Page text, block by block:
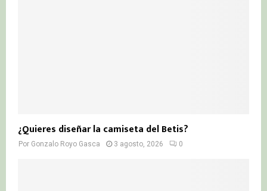
¿Quieres diseñar la camiseta del Betis?
Por Gonzalo Royo Gasca 3 agosto, 2026 0